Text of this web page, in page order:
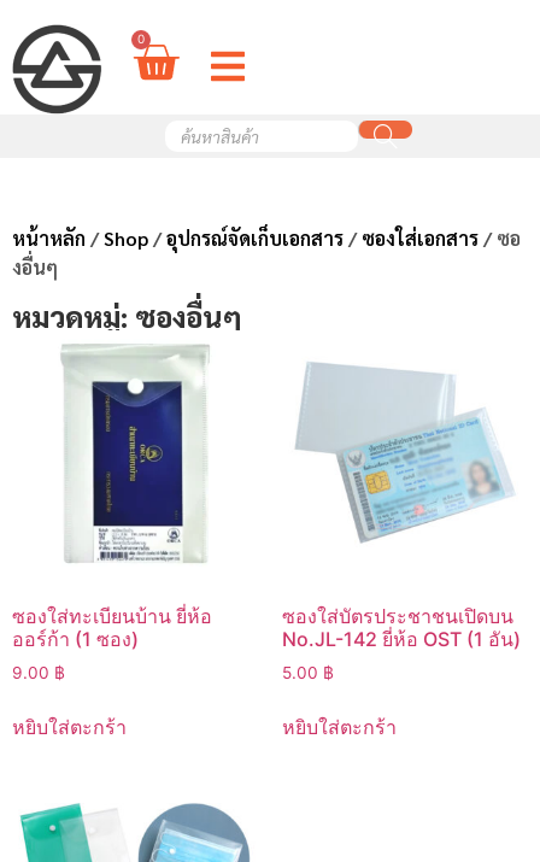
0
หน้าหลัก /Shop /อุปกรณ์จัดเก็บเอกสาร /ซองใส่เอกสาร / ซอ
งอื่นๆ
หมวดหมู่: ซองอื่นๆ
ซองใส่ทะเบียนบ้าน ยี่ห้อ
ออร์ก้า (1 ซอง)
9.00 ฿
หยิบใส่ตะกร้า
ซองใส่บัตรประชาชนเปิดบน
No.JL-142 ยี่ห้อ OST (1 อัน)
5.00 ฿
หยิบใส่ตะกร้า